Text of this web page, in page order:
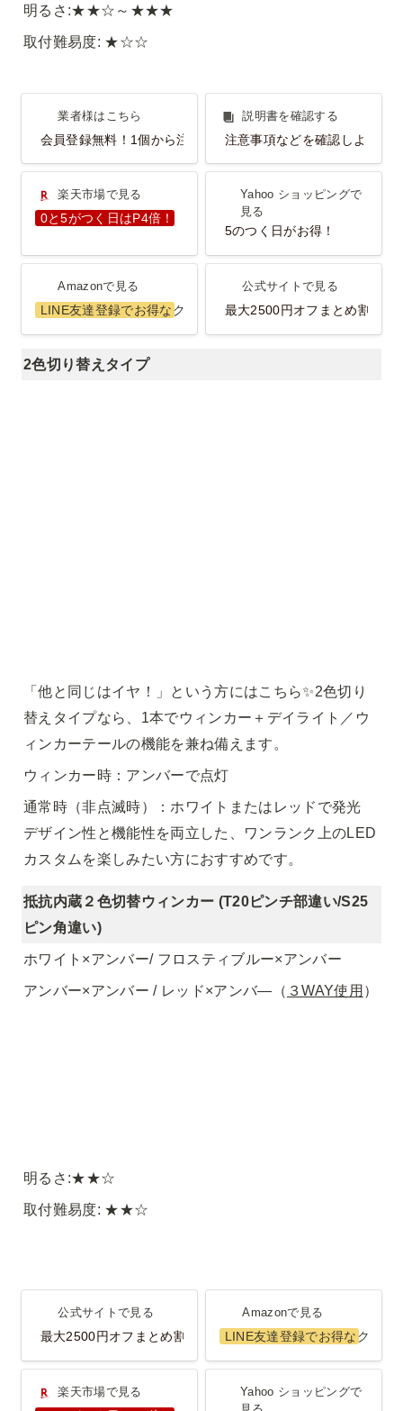
明るさ:★★☆～★★★
取付難易度: ★☆☆
業者様はこちら
業者様はこちら
会員登録無料！1個から注文OK！
説明書を確認する
説明書を確認する
注意事項などを確認しよう！
楽天市場で見る
楽天市場で見る
0と5がつく日はP4倍！
Yahoo ショッピングで見
Yahoo ショッピングで
見る
5のつく日がお得！
Amazonで見る
Amazonで見る
LINE友達登録でお得なクーポンGET！
公式サイトで見る
公式サイトで見る
最大2500円オフまとめ割
2色切り替えタイプ
「他と同じはイヤ！」という方にはこちら✨2色切り
替えタイプなら、1本でウィンカー＋デイライト／ウ
ィンカーテールの機能を兼ね備えます。
ウィンカー時：アンバーで点灯
通常時（非点滅時）：ホワイトまたはレッドで発光
デザイン性と機能性を両立した、ワンランク上のLED
カスタムを楽しみたい方におすすめです。
抵抗内蔵２色切替ウィンカー (T20ピンチ部違い/S25
ピン角違い)
ホワイト×アンバー/ フロスティブルー×アンバー
アンバー×アンバー / レッド×アンバ―（ ３WAY使用）
明るさ:★★☆
取付難易度: ★★☆
公式サイトで見る
公式サイトで見る
最大2500円オフまとめ割
Amazonで見る
Amazonで見る
LINE友達登録でお得なクーポ
楽天市場で見る
楽天市場で見る
Yahoo ショッピングで見
Yahoo ショッピングで